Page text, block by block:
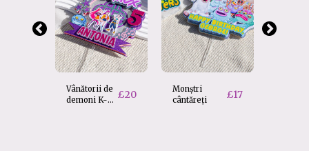
Vânătorii de
demoni K-
£20
Monștri
cântăreți
£17